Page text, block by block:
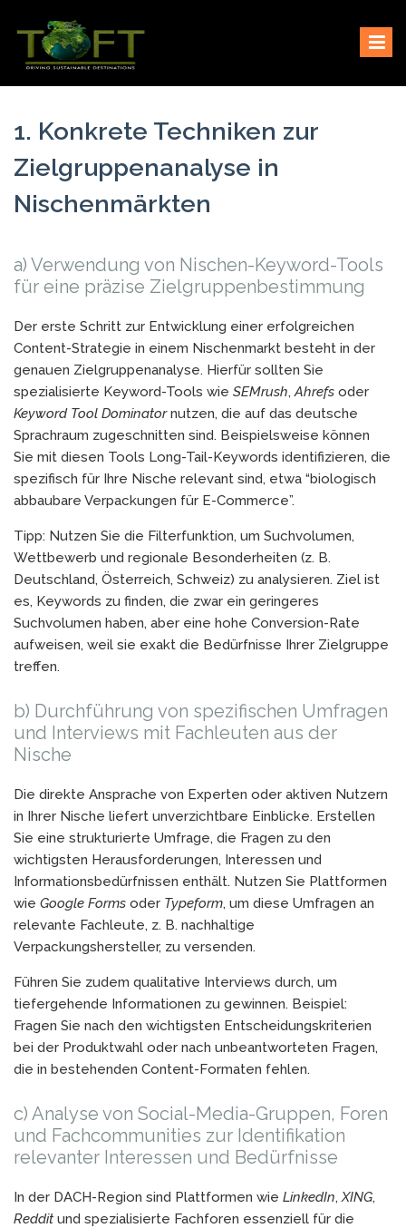
content
TOFTigers
Sustaining our world
1. Konkrete Techniken zur
Zielgruppenanalyse in
Nischenmärkten
a) Verwendung von Nischen-Keyword-Tools
für eine präzise Zielgruppenbestimmung
Der erste Schritt zur Entwicklung einer erfolgreichen
Content-Strategie in einem Nischenmarkt besteht in der
genauen Zielgruppenanalyse. Hierfür sollten Sie
spezialisierte Keyword-Tools wie SEMrush,Ahrefs oder
Keyword Tool Dominatornutzen, die auf das deutsche
Sprachraum zugeschnitten sind. Beispielsweise können
Sie mit diesen Tools Long-Tail-Keywords identifizieren, die
spezifisch für Ihre Nische relevant sind, etwa “biologisch
abbaubare Verpackungen für E-Commerce”.
Tipp: Nutzen Sie die Filterfunktion, um Suchvolumen,
Wettbewerb und regionale Besonderheiten (z. B.
Deutschland, Österreich, Schweiz) zu analysieren. Ziel ist
es, Keywords zu finden, die zwar ein geringeres
Suchvolumen haben, aber eine hohe Conversion-Rate
aufweisen, weil sie exakt die Bedürfnisse Ihrer Zielgruppe
treffen.
b) Durchführung von spezifischen Umfragen
und Interviews mit Fachleuten aus der
Nische
Die direkte Ansprache von Experten oder aktiven Nutzern
in Ihrer Nische liefert unverzichtbare Einblicke. Erstellen
Sie eine strukturierte Umfrage, die Fragen zu den
wichtigsten Herausforderungen, Interessen und
Informationsbedürfnissen enthält. Nutzen Sie Plattformen
wie Google Forms oder Typeform, um diese Umfragen an
relevante Fachleute, z. B. nachhaltige
Verpackungshersteller, zu versenden.
Führen Sie zudem qualitative Interviews durch, um
tiefergehende Informationen zu gewinnen. Beispiel:
Fragen Sie nach den wichtigsten Entscheidungskriterien
bei der Produktwahl oder nach unbeantworteten Fragen,
die in bestehenden Content-Formaten fehlen.
c) Analyse von Social-Media-Gruppen, Foren
und Fachcommunities zur Identifikation
relevanter Interessen und Bedürfnisse
In der DACH-Region sind Plattformen wie LinkedIn,XING,
Reddit und spezialisierte Fachforen essenziell für die